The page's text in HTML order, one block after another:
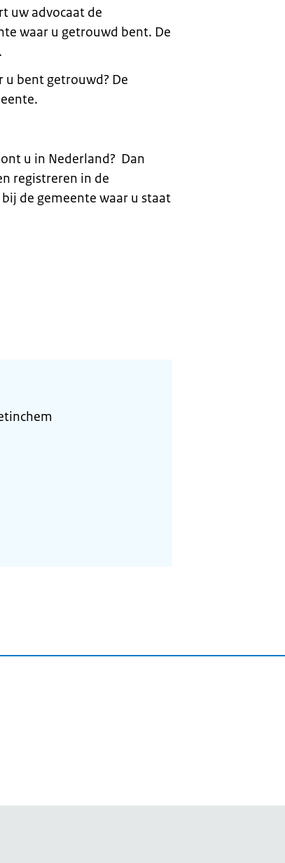
uw advocaat de
waar u getrouwd bent. De
u bent getrouwd? De
u in Nederland? Dan
registreren in de
de gemeente waar u staat